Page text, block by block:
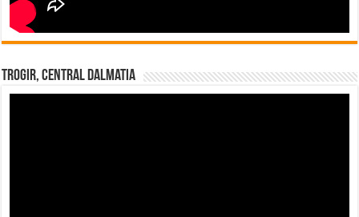
Trogir, Central Dalmatia